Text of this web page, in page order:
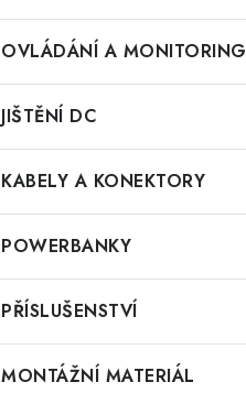
OVLÁDÁNÍ A MONITORING
JIŠTĚNÍ DC
KABELY A KONEKTORY
POWERBANKY
PŘÍSLUŠENSTVÍ
MONTÁŽNÍ MATERIÁL